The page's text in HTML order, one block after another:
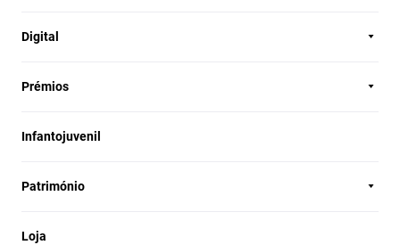
Digital
Prémios
Infantojuvenil
Património
Loja